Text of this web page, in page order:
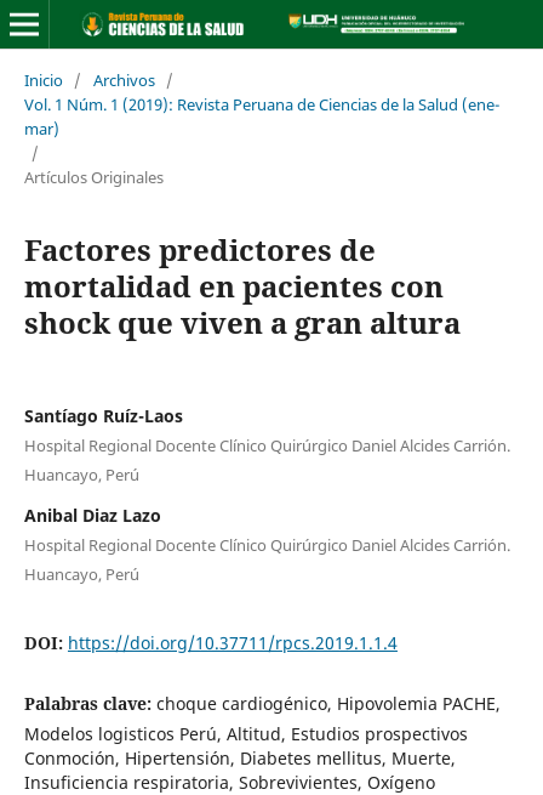
Inicio / Archivos /
Vol. 1 Núm. 1 (2019): Revista Peruana de Ciencias de la Salud (ene-
mar)
/
Artículos Originales
Factores predictores de
mortalidad en pacientes con
shock que viven a gran altura
Santíago Ruíz-Laos
Hospital Regional Docente Clínico Quirúrgico Daniel Alcides Carrión.
Huancayo, Perú
Anibal Diaz Lazo
Hospital Regional Docente Clínico Quirúrgico Daniel Alcides Carrión.
Huancayo, Perú
DOI: https://doi.org/10.37711/rpcs.2019.1.1.4
Palabras clave: choque cardiogénico, Hipovolemia PACHE,
Modelos logisticos Perú, Altitud, Estudios prospectivos
Conmoción, Hipertensión, Diabetes mellitus, Muerte,
Insuficiencia respiratoria, Sobrevivientes, Oxígeno